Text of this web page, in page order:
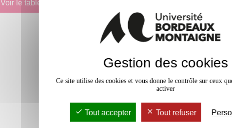
Voir le tableau d'acquisition des compétences
Gestion des cookies
Ce site utilise des cookies et vous donne le contrôle sur ceux
activer
Tout accepter Tout refuser